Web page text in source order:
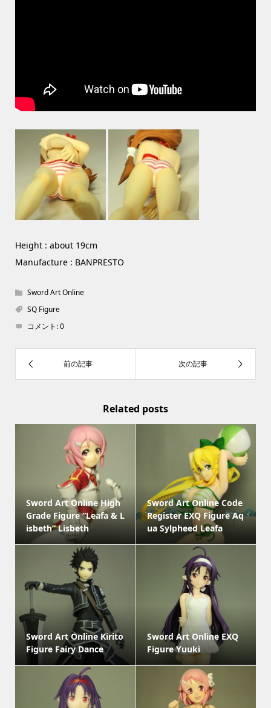
Height : about 19cm
Manufacture : BANPRESTO
Sword Art Online
SQ Figure
コメント:0
Related posts
Sword Art Online High
Grade Figure “Leafa & L
isbeth” Lisbeth
Sword Art Online Code
Register EXQ Figure Aq
ua Sylpheed Leafa
Sword Art Online Kirito
Figure Fairy Dance
Sword Art Online EXQ
Figure Yuuki